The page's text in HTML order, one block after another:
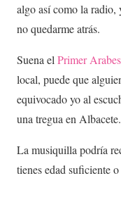
algo así como la radio,
no quedarme atrás.
Suena el Primer
local, puede que
equivocado yo al
una tregua en Albacete.
La musiquilla podría
tienes edad suficiente